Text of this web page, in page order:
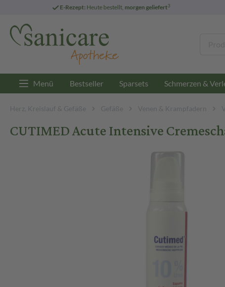
E-Rezept: Heute bestellt, morgen geliefert3
Menü Bestseller Sparsets Schmerzen &
Herz, Kreislauf & Gefäße Gefäße Venen & Krampfadern
CUTIMED Acute Intensive